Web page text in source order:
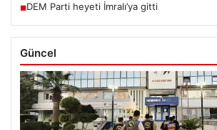
■DEM Parti heyeti İmralı’ya gitti
Güncel